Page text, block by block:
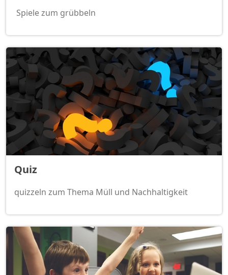
Spiele zum grübbeln
Quiz
quizzeln zum Thema Müll und Nachhaltigkeit